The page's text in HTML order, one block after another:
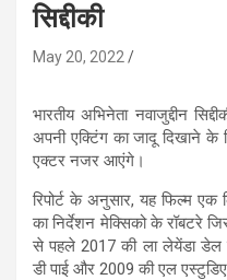
सिद्दीकी
May 20, 2022
भारतीय अभिनेता नवाजुद्दीन
अपनी एक्टिंग का जादू दिखाने के
एक्टर नजर आएंगे।
रिपोर्ट के अनुसार, यह फिल्म
का निर्देशन मेक्सिको के रॉबटरे
से पहले 2017 की ला लेयेंडा डेल
डी पाई और 2009 की एल